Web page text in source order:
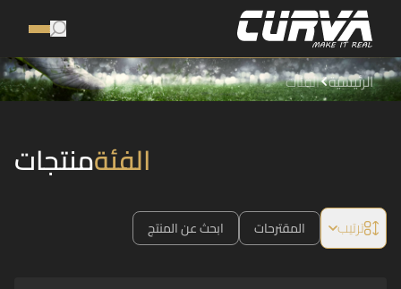
الرئيسية الفئات
الفئةمنتجات
ترتيب المقترحات ابحث عن المنتج